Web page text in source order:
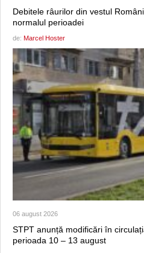
Debitele râurilor din vestul
normalul perioadei
de: Marcel Hoster
06 august 2026
STPT anunță modificări în
perioada 10 – 13 august